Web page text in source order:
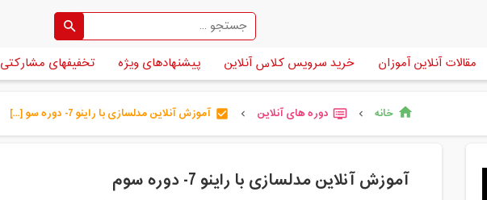
مقالات آنلاین آموزان خرید سرویس کلاس آنلاین پیشنهادهای ویژه تخفیفهای مشارکتی
home خانه chevron_left
dvr دوره های آنلاین chevron_left
check_box آموزش آنلاین مدلسازی با راینو 7- دوره سو [...]
آموزش آنلاین مدلسازی با راینو 7- دوره سوم